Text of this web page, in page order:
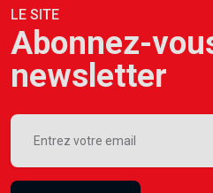
LE SITE
Abonnez-
newsletter